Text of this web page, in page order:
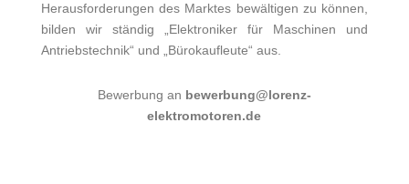
Herausforderungen des Marktes bewältigen zu können,
bilden wir ständig „Elektroniker für Maschinen und
Antriebstechnik“ und „Bürokaufleute“ aus.
Bewerbung an bewerbung@lorenz-
elektromotoren.de